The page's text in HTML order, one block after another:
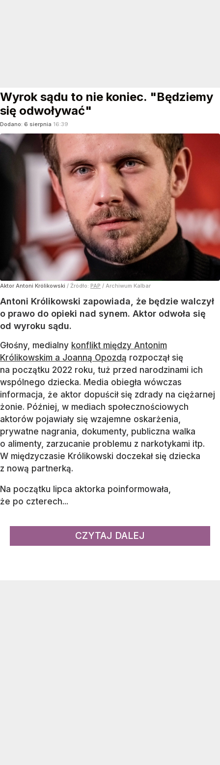
Wyrok sądu to nie koniec. "Będziemy
się odwoływać"
Dodano: 6 sierpnia 16:39
Aktor Antoni Królikowski / Źródło: PAP / Archiwum Kalbar
Antoni Królikowski zapowiada, że będzie walczył
o prawo do opieki nad synem. Aktor odwoła się
od wyroku sądu.
Głośny, medialny konflikt między Antonim
Królikowskim a Joanną Opozdą rozpoczął się
na początku 2022 roku, tuż przed narodzinami ich
wspólnego dziecka. Media obiegła wówczas
informacja, że aktor dopuścił się zdrady na ciężarnej
żonie. Później, w mediach społecznościowych
aktorów pojawiały się wzajemne oskarżenia,
prywatne nagrania, dokumenty, publiczna walka
o alimenty, zarzucanie problemu z narkotykami itp.
W międzyczasie Królikowski doczekał się dziecka
z nową partnerką.
Na początku lipca aktorka poinformowała,
że po czterech...
CZYTAJ DALEJ